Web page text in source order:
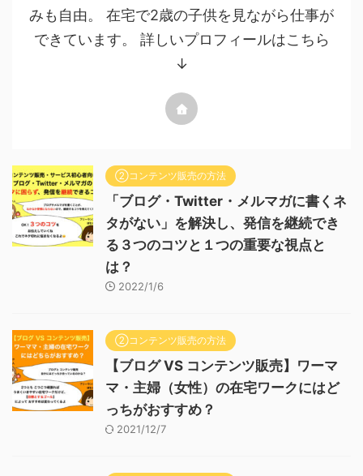
みも自由。 在宅で2歳の子供を見ながら仕事が
できています。 詳しいプロフィールはこちら
↓
②コンテンツ販売の方法
「ブログ・Twitter・メルマガに書くネ
タがない」を解決し、発信を継続でき
る３つのコツと１つの重要な視点と
は？
2022/1/6
②コンテンツ販売の方法
【ブログ VS コンテンツ販売】ワーマ
マ・主婦（女性）の在宅ワークにはど
っちがおすすめ？
2021/12/7